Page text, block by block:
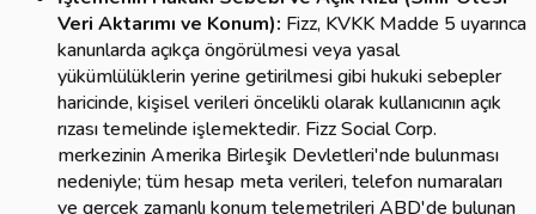
Veri Aktarımı ve Konum): Fizz, KVKK Madde 5 uyarınca
kanunlarda açıkça öngörülmesi veya yasal
yükümlülüklerin yerine getirilmesi gibi hukuki sebepler
haricinde, kişisel verileri öncelikli olarak kullanıcının açık
rızası temelinde işlemektedir. Fizz Social Corp.
merkezinin Amerika Birleşik Devletleri'nde bulunması
nedeniyle; tüm hesap meta verileri, telefon numaraları
ve gerçek zamanlı konum telemetrileri ABD'de bulunan